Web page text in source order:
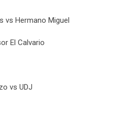
vs Hermano Miguel
El Calvario
vs UDJ